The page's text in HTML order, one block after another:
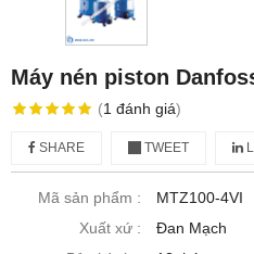
Máy nén piston
(1 đánh giá)
SHARE TWEET
Mã sản phẩm :
MTZ100-4VI
Xuất xứ :
Đan Mạch